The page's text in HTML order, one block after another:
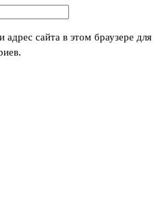
сайта в этом браузере для